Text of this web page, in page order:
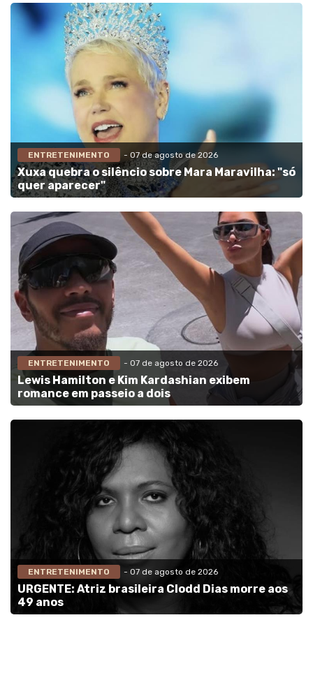
ENTRETENIMENTO - 07 de agosto de 2026
Xuxa quebra o silêncio sobre Mara Maravilha: "só
quer aparecer"
ENTRETENIMENTO - 07 de agosto de 2026
Lewis Hamilton e Kim Kardashian exibem
romance em passeio a dois
ENTRETENIMENTO - 07 de agosto de 2026
URGENTE: Atriz brasileira Clodd Dias morre aos
49 anos